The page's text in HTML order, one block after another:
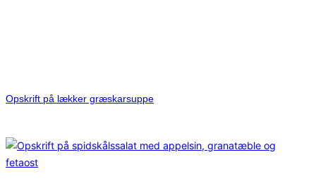
Opskrift på lækker græskarsuppe